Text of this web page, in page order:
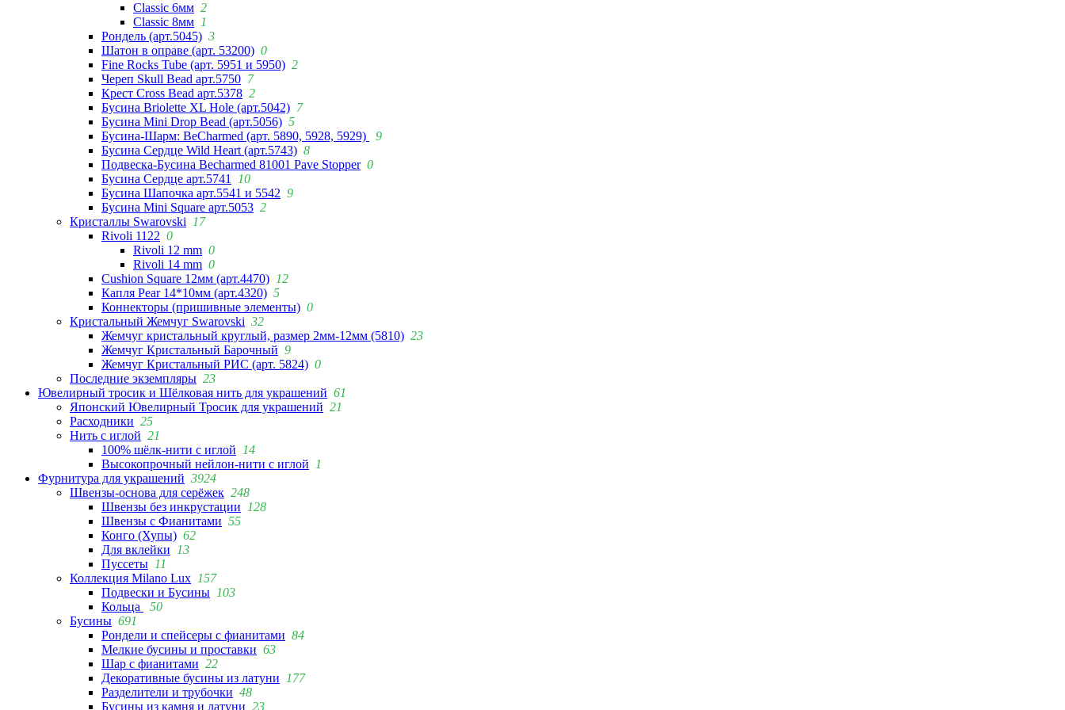
Classic 6мм 2
Classic 8мм 1
Рондель (арт.5045) 3
Шатон в оправе (арт. 53200) 0
Fine Rocks Tube (арт. 5951 и 5950) 2
Череп Skull Bead арт.5750 7
Крест Cross Bead арт.5378 2
Бусина Briolette XL Hole (арт.5042) 7
Бусина Mini Drop Bead (арт.5056) 5
Бусина-Шарм: BeCharmed (арт. 5890, 5928, 5929)
9
Бусина Сердце Wild Heart (арт.5743) 8
Подвеска-Бусина Becharmed 81001 Pave Stopper 0
Бусина Сердце арт.5741
10
Бусина Шапочка арт.5541 и 5542 9
Бусина Mini Square арт.5053 2
Кристаллы Swarovski
17
Rivoli 1122 0
Rivoli 12 mm 0
Rivoli 14 mm 0
Cushion Square 12мм (арт.4470) 12
Капля Pear 14*10мм (арт.4320) 5
Коннекторы (пришивные элементы) 0
Кристальный Жемчуг Swarovski 32
Жемчуг кристальный круглый, размер 2мм-12мм (5810) 23
Жемчуг Кристальный Барочный 9
Жемчуг Кристальный РИС (арт. 5824) 0
Последние экземпляры 23
Ювелирный тросик и Шёлковая нить для украшений 61
Японский Ювелирный Тросик для украшений 21
Расходники 25
Нить с иглой 21
100% шёлк-нити с иглой
14
Высокопрочный нейлон-нити с иглой
1
Фурнитура для украшений 3924
Швензы-основа для серёжек 248
Швензы без инкрустации
128
Швензы с Фианитами 55
Конго (Хупы) 62
Для вклейки
13
Пуссеты 11
Коллекция Milano Lux 157
Подвески и Бусины 103
Кольца
50
Бусины 691
Рондели и спейсеры с фианитами 84
Мелкие бусины и проставки 63
Шар с фианитами 22
Декоративные бусины из латуни
177
Разделители и трубочки 48
Бусины из камня и латуни 23